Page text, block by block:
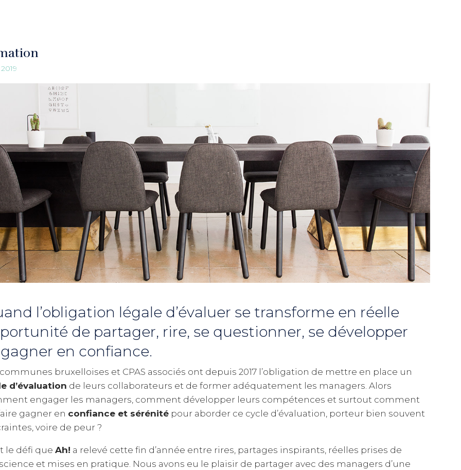
l’obligation légale d’évaluer se transforme en réelle
de partager, rire, se questionner, se développer
en confiance.
bruxelloises et CPAS associés ont depuis 2017 l’obligation de mettre en place un
d’évaluation de leurs collaborateurs et de former adéquatement les managers. Alors
engager les managers, comment développer leurs compétences et surtout comment
gagner en confiance et sérénitépour aborder ce cycle d’évaluation, porteur bien souvent
voire de peur ?
le défi que Ah! a relevé cette fin d’année entre rires, partages inspirants, réelles prises de
et mises en pratique. Nous avons eu le plaisir de partager avec des managers d’une